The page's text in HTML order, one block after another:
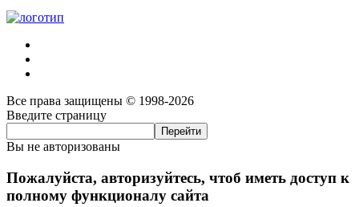
Все права защищены © 1998-2026
Введите страницу
Вы не авторизованы
Пожалуйста, авторизуйтесь, чтоб иметь доступ к
полному функционалу сайта